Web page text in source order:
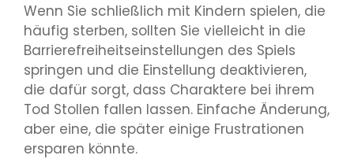
Wenn Sie schließlich mit Kindern spielen, die
häufig sterben, sollten Sie vielleicht in die
Barrierefreiheitseinstellungen des Spiels
springen und die Einstellung deaktivieren,
die dafür sorgt, dass Charaktere bei ihrem
Tod Stollen fallen lassen. Einfache Änderung,
aber eine, die später einige Frustrationen
ersparen könnte.